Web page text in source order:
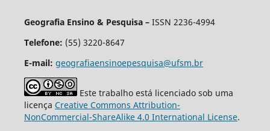
Geografia Ensino & Pesquisa – ISSN 2236-4994
Telefone: (55) 3220-8647
E-mail: geografiaensinoepesquisa@ufsm.br
Este trabalho está licenciado sob uma
licença Creative Commons Attribution-
NonCommercial-ShareAlike 4.0 International License.